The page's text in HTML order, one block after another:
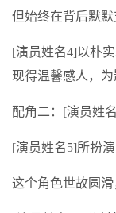
但始终在背后默默
[演员姓名4]以朴
现得温馨感人，为
配角二：[演员姓
[演员姓名5]所扮
这个角色世故圆滑